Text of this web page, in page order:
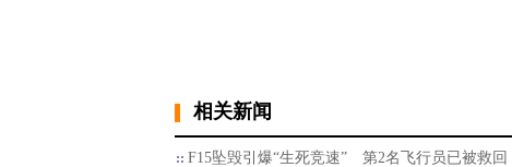
相关新闻
F15坠毁引爆“生死竞速” 第2名飞行员已被救回